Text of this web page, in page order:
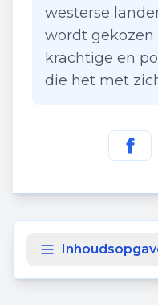
westerse
wordt gekozen
krachtige en
die het met